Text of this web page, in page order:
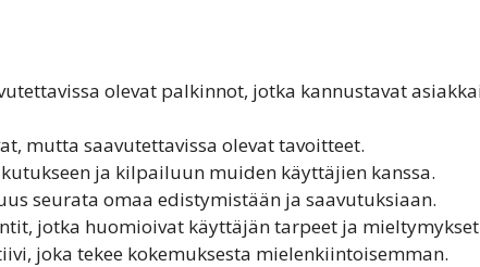
olevat palkinnot, jotka kannustavat
mutta saavutettavissa olevat tavoitteet.
ja kilpailuun muiden käyttäjien kanssa.
seurata omaa edistymistään ja saavutuksiaan.
jotka huomioivat käyttäjän tarpeet ja
joka tekee kokemuksesta mielenkiintoisemman.